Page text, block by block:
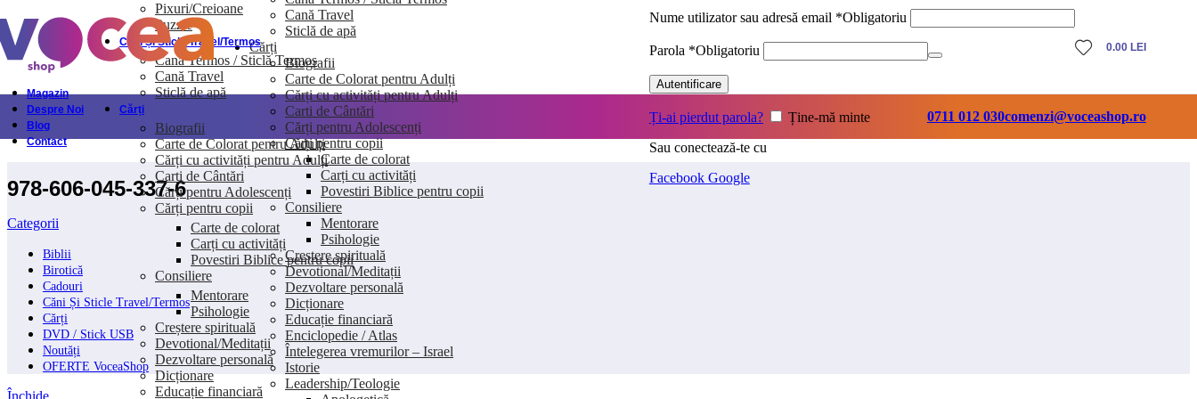
Skip to navigationSkip to main content
Cană Travel
Sticlă de apă
Cărți
Biografii
Carte de Colorat pentru Adulți
Cărți cu activități pentru Adulți
Carti de Cântări
Cărți pentru Adolescenți
Cărți pentru copii
Carte de colorat
Carți cu activități
Povestiri Biblice pentru copii
Consiliere
Mentorare
Psihologie
Creștere spirituală
Devotional/Meditații
Dezvoltare personală
Dicționare
Educație financiară
Enciclopedie / Atlas
Întelegerea vremurilor – Israel
Istorie
Leadership/Teologie
Nume utilizator sau adresă email *Obligatoriu
Parola *Obligatoriu
Autentificare
Ți-ai pierdut parola?
Ține-mă minte
Sau conectează-te cu
Facebook Google
0.00 LEI
Magazin
Despre Noi
Blog
Contact
Pixuri/Creioane
Puzzle
Căni Și Sticle Travel/Termos
Cană Termos / Sticlă Termos
Cană Travel
Sticlă de apă
Cărți
Biografii
Carte de Colorat pentru Adulți
Cărți cu activități pentru Adulți
Carti de Cântări
Cărți pentru Adolescenți
Cărți pentru copii
Carte de colorat
Carți cu activități
Povestiri Biblice pentru copii
Consiliere
Mentorare
Psihologie
Creștere spirituală
Devotional/Meditații
Dezvoltare personală
Dicționare
Educație financiară
0711 012 030comenzi@voceashop.ro
978-606-045-337-6
Categorii
Biblii
Birotică
Cadouri
Căni Și Sticle Travel/Termos
Cărți
DVD / Stick USB
Noutăți
OFERTE VoceaShop